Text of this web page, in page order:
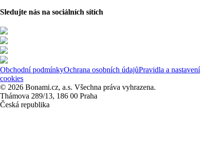
Sledujte nás na sociálních sítích
Obchodní podmínkyOchrana osobních údajůPravidla a nastavení
cookies
© 2026 Bonami.cz, a.s. Všechna práva vyhrazena.
Thámova 289/13, 186 00 Praha
Česká republika